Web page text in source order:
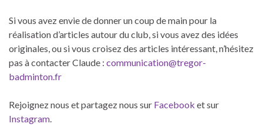
Si vous avez envie de donner un coup de main pour la
réalisation d’articles autour du club, si vous avez des idées
originales, ou si vous croisez des articles intéressant, n’hésitez
pas à contacter Claude : communication@tregor-
badminton.fr
Rejoignez nous et partagez nous sur Facebook et sur
Instagram.